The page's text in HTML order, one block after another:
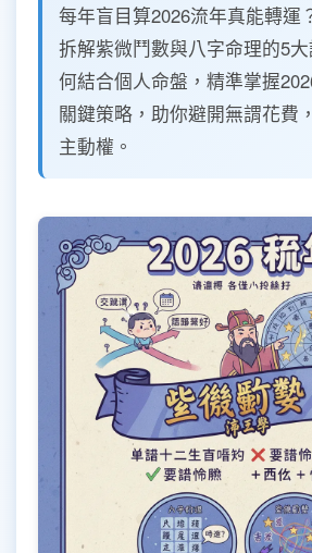
每年盲目算2026流年真能轉運
拆解紫微鬥數與八字命理的5
何結合個人命盤，精準掌握
關鍵策略，助你避開無謂花費
主動權。